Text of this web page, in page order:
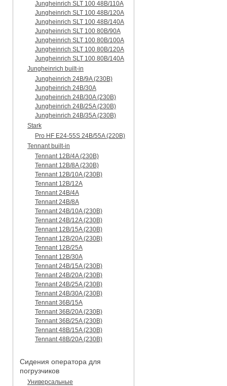
Jungheinrich SLT 100 48B/110A
Jungheinrich SLT 100 48B/120A
Jungheinrich SLT 100 48B/140A
Jungheinrich SLT 100 80B/90A
Jungheinrich SLT 100 80B/100A
Jungheinrich SLT 100 80B/120A
Jungheinrich SLT 100 80B/140A
Jungheinrich built-in
Jungheinrich 24B/9A (230B)
Jungheinrich 24B/30A
Jungheinrich 24B/30A (230B)
Jungheinrich 24B/25A (230B)
Jungheinrich 24B/35A (230B)
Stark
Pro HF E24-55S 24B/55A (220B)
Tennant built-in
Tennant 12B/4A (230B)
Tennant 12B/8A (230B)
Tennant 12B/10A (230B)
Tennant 12B/12A
Tennant 24B/4A
Tennant 24B/8A
Tennant 24B/10A (230B)
Tennant 24B/12A (230B)
Tennant 12B/15A (230B)
Tennant 12B/20A (230B)
Tennant 12B/25A
Tennant 12B/30A
Tennant 24B/15A (230B)
Tennant 24B/20A (230B)
Tennant 24B/25A (230B)
Tennant 24B/30A (230B)
Tennant 36B/15A
Tennant 36B/20A (230B)
Tennant 36B/25A (230B)
Tennant 48B/15A (230B)
Tennant 48B/20A (230B)
Сидения оператора для
погрузчиков
Универсальные